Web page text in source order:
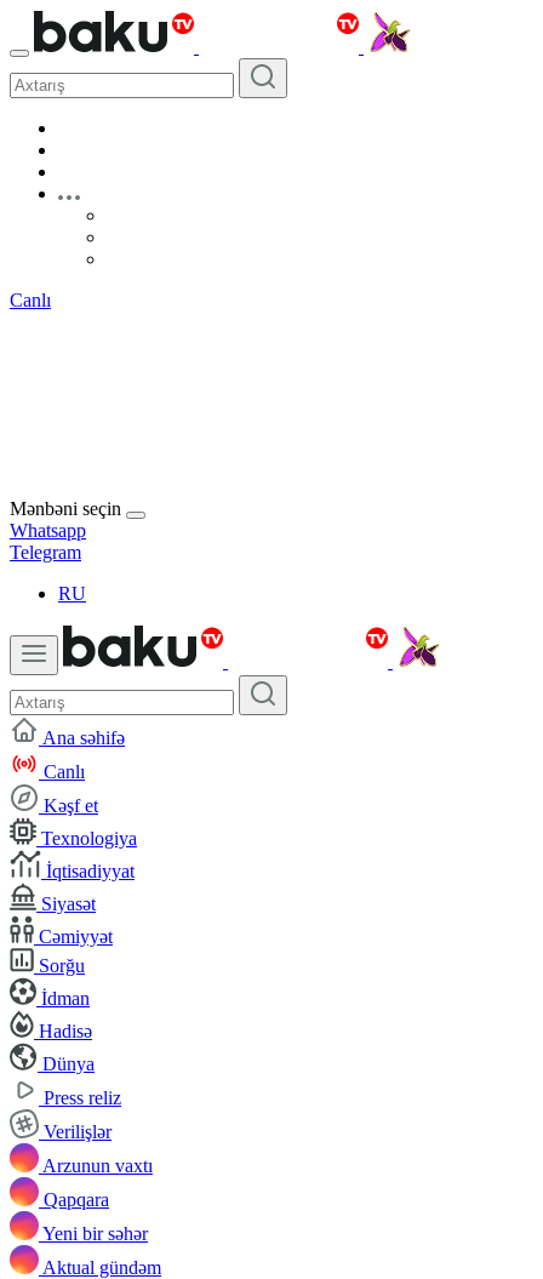
Canlı
Mənbəni seçin
Whatsapp
Telegram
RU
Ana səhifə
Canlı
Kəşf et
Texnologiya
İqtisadiyyat
Siyasət
Cəmiyyət
Sorğu
İdman
Hadisə
Dünya
Press reliz
Verilişlər
Arzunun vaxtı
Qapqara
Yeni bir səhər
Aktual gündəm